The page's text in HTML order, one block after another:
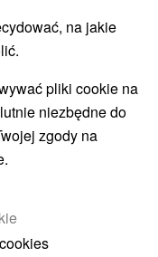
na jakie
pliki cookie na
niezbędne do
zgody na